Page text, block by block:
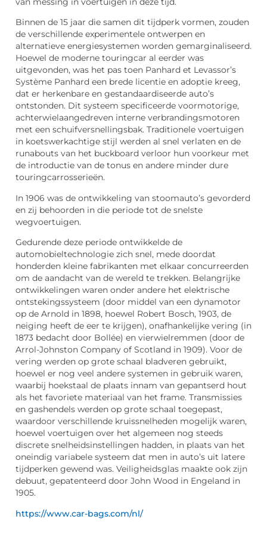
Binnen de 15 jaar die samen dit tijdperk vormen, zouden
de verschillende experimentele ontwerpen en
alternatieve energiesystemen worden gemarginaliseerd.
Hoewel de moderne touringcar al eerder was
uitgevonden, was het pas toen Panhard et Levassor’s
Système Panhard een brede licentie en adoptie kreeg,
dat er herkenbare en gestandaardiseerde auto’s
ontstonden. Dit systeem specificeerde voormotorige,
achterwielaangedreven interne verbrandingsmotoren
met een schuifversnellingsbak. Traditionele voertuigen
in koetswerkachtige stijl werden al snel verlaten en de
runabouts van het buckboard verloor hun voorkeur met
de introductie van de tonus en andere minder dure
touringcarrosserieën.
In 1906 was de ontwikkeling van stoomauto’s gevorderd
en zij behoorden in die periode tot de snelste
wegvoertuigen.
Gedurende deze periode ontwikkelde de
automobieltechnologie zich snel, mede doordat
honderden kleine fabrikanten met elkaar concurreerden
om de aandacht van de wereld te trekken. Belangrijke
ontwikkelingen waren onder andere het elektrische
ontstekingssysteem (door middel van een dynamotor
op de Arnold in 1898, hoewel Robert Bosch, 1903, de
neiging heeft de eer te krijgen), onafhankelijke vering (in
1873 bedacht door Bollée) en vierwielremmen (door de
Arrol-Johnston Company of Scotland in 1909). Voor de
vering werden op grote schaal bladveren gebruikt,
hoewel er nog veel andere systemen in gebruik waren,
waarbij hoekstaal de plaats innam van gepantserd hout
als het favoriete materiaal van het frame. Transmissies
en gashendels werden op grote schaal toegepast,
waardoor verschillende kruissnelheden mogelijk waren,
hoewel voertuigen over het algemeen nog steeds
discrete snelheidsinstellingen hadden, in plaats van het
oneindig variabele systeem dat men in auto’s uit latere
tijdperken gewend was. Veiligheidsglas maakte ook zijn
debuut, gepatenteerd door John Wood in Engeland in
1905.
https://www.car-bags.com/nl/